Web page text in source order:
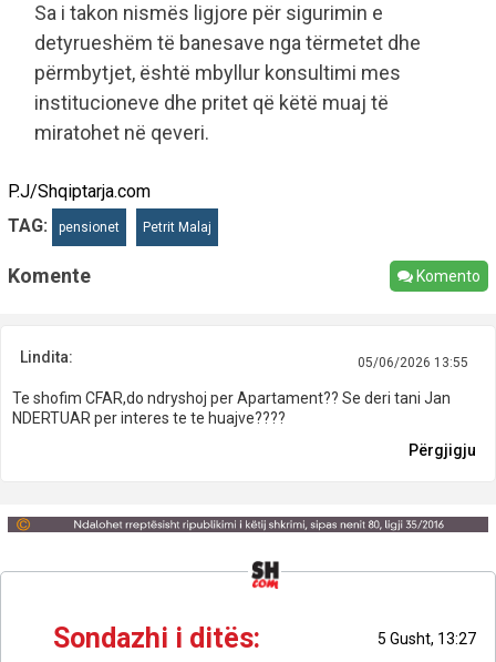
Sa i takon nismës ligjore për sigurimin e
detyrueshëm të banesave nga tërmetet dhe
përmbytjet, është mbyllur konsultimi mes
institucioneve dhe pritet që këtë muaj të
miratohet në qeveri.
P.J/Shqiptarja.com
TAG:
pensionet Petrit Malaj
Komente Komento
Lindita: 05/06/2026 13:55
Te shofim CFAR,do ndryshoj per Apartament?? Se deri tani Jan
NDERTUAR per interes te te huajve????
Përgjigju
Sondazhi i ditës: 5 Gusht, 13:27